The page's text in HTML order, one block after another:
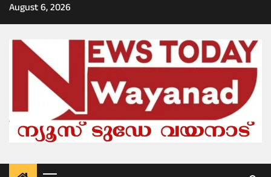
Skip
to
August 6, 2026